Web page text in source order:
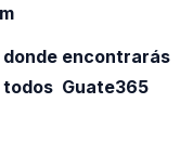
encontrarás
Guate365